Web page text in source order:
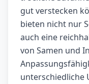
gut verstecken
bieten nicht nur
auch eine
von Samen und
unterschiedliche